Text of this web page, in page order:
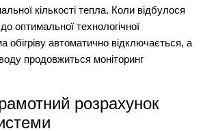
кількості тепла. Коли відбулося
оптимальної технологічної
обігріву автоматично відключається, а
продовжиться моніторинг
розрахунок